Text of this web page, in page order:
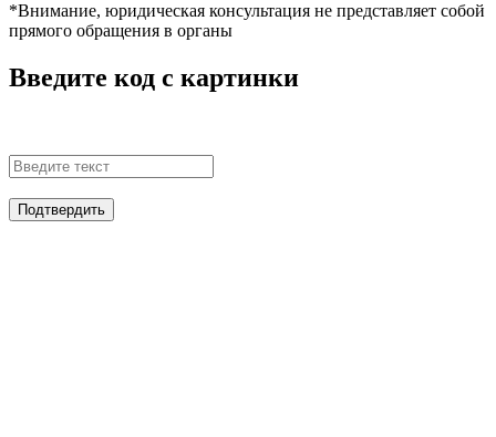
*Внимание, юридическая консультация не представляет собой
прямого обращения в органы
Введите код с картинки
Подтвердить